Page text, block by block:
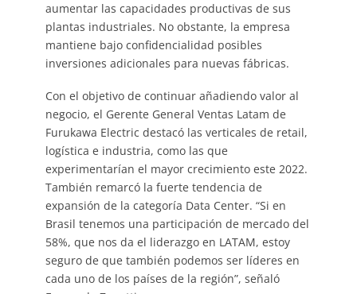
aumentar las capacidades productivas de sus
plantas industriales. No obstante, la empresa
mantiene bajo confidencialidad posibles
inversiones adicionales para nuevas fábricas.
Con el objetivo de continuar añadiendo valor al
negocio, el Gerente General Ventas Latam de
Furukawa Electric destacó las verticales de retail,
logística e industria, como las que
experimentarían el mayor crecimiento este 2022.
También remarcó la fuerte tendencia de
expansión de la categoría Data Center. “Si en
Brasil tenemos una participación de mercado del
58%, que nos da el liderazgo en LATAM, estoy
seguro de que también podemos ser líderes en
cada uno de los países de la región”, señaló